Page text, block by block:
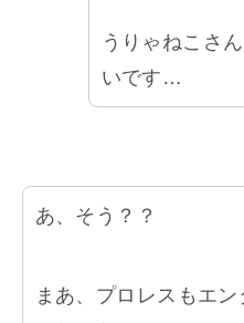
うりゃねこさ
いです…
あ、そう？？
まあ、プロレスもエ